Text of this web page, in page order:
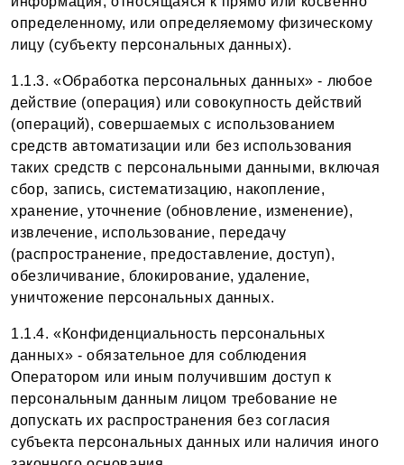
определенному, или определяемому физическому
лицу (субъекту персональных данных).
1.1.3. «Обработка персональных данных» - любое
действие (операция) или совокупность действий
(операций), совершаемых с использованием
средств автоматизации или без использования
таких средств с персональными данными, включая
сбор, запись, систематизацию, накопление,
хранение, уточнение (обновление, изменение),
извлечение, использование, передачу
(распространение, предоставление, доступ),
обезличивание, блокирование, удаление,
уничтожение персональных данных.
1.1.4. «Конфиденциальность персональных
данных» - обязательное для соблюдения
Оператором или иным получившим доступ к
персональным данным лицом требование не
допускать их распространения без согласия
субъекта персональных данных или наличия иного